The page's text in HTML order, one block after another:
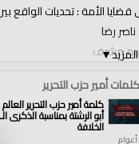
▼
الأمة : تحديات الواقع
رضا
مشرف
والمناطق
والمناطق»السودان
أمير حزب التحرير
كلمة أمير حزب التحرير
الخلافة